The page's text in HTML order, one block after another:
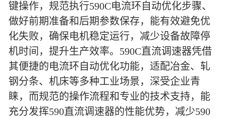
键操作，规范执行590C电流环自动优化步骤、
做好前期准备和后期参数保存，能有效避免优
化失败，确保电机稳定运行，减少设备故障停
机时间，提升生产效率。590C直流调速器凭借
其便捷的电流环自动优化功能，适配冶金、轧
钢分条、机床等多种工业场景，深受企业青
睐，而规范的操作流程和专业的技术支持，能
充分发挥590直流调速器的性能优势，减少590